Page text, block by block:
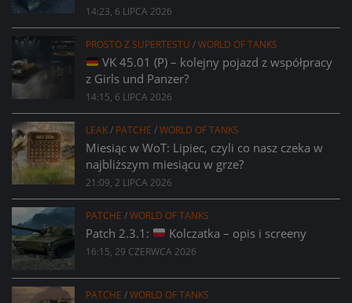
14:23, 6 LIPCA 2026
PROSTO Z SUPERTESTU /WORLD OF TANKS
VK 45.01 (P) – kolejny pojazd z współpracy
z Girls und Panzer?
14:15, 6 LIPCA 2026
LEAK/ PATCHE /WORLD OF TANKS
Miesiąc w WoT: Lipiec, czyli co nasz czeka w
najbliższym miesiącu w grze?
21:09, 2 LIPCA 2026
PATCHE /WORLD OF TANKS
Patch 2.3.1: Kolczatka – opis i screeny
16:15, 29 CZERWCA 2026
PATCHE /WORLD OF TANKS